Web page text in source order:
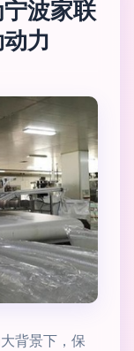
波家联
力
背景下，保